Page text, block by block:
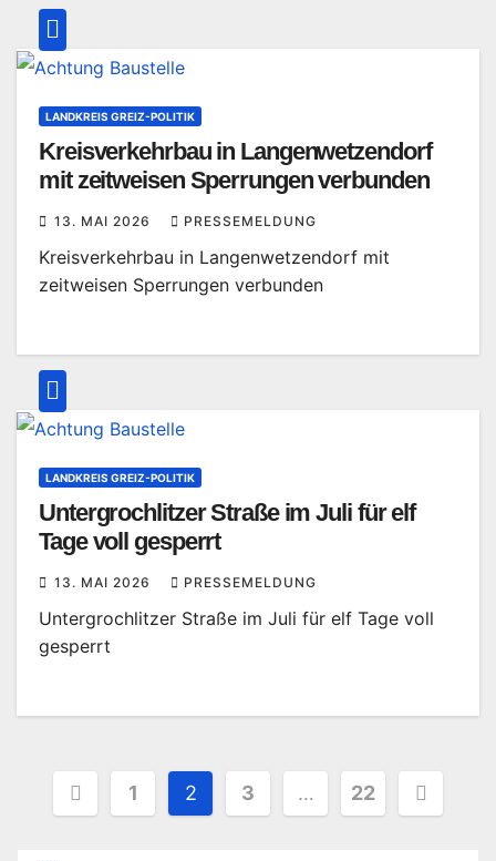
LANDKREIS GREIZ-POLITIK
Kreisverkehrbau in Langenwetzendorf
mit zeitweisen Sperrungen verbunden
13. MAI 2026 PRESSEMELDUNG
Kreisverkehrbau in Langenwetzendorf mit
zeitweisen Sperrungen verbunden
LANDKREIS GREIZ-POLITIK
Untergrochlitzer Straße im Juli für elf
Tage voll gesperrt
13. MAI 2026 PRESSEMELDUNG
Untergrochlitzer Straße im Juli für elf Tage voll
gesperrt
Seitennummerierung
1 2 3 … 22